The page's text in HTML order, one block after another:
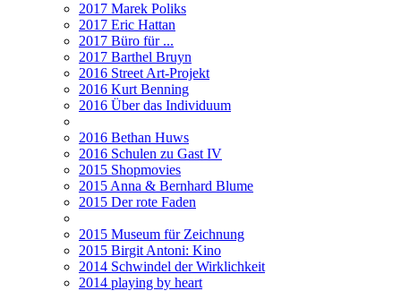
2017 Marek Poliks
2017 Eric Hattan
2017 Büro für ...
2017 Barthel Bruyn
2016 Street Art-Projekt
2016 Kurt Benning
2016 Über das Individuum
2016 Bethan Huws
2016 Schulen zu Gast IV
2015 Shopmovies
2015 Anna & Bernhard Blume
2015 Der rote Faden
2015 Museum für Zeichnung
2015 Birgit Antoni: Kino
2014 Schwindel der Wirklichkeit
2014 playing by heart